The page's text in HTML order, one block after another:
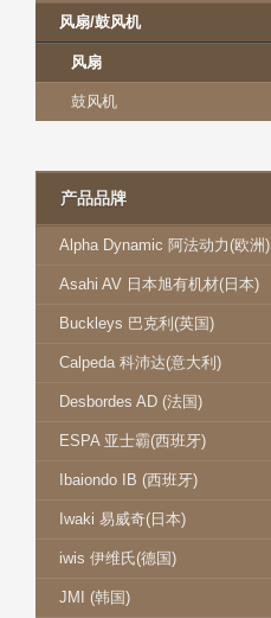
风扇/鼓风机
风扇
鼓风机
产品品牌
Alpha Dynamic 阿法动力(欧洲)
Asahi AV 日本旭有机材(日本)
Buckleys 巴克利(英国)
Calpeda 科沛达(意大利)
Desbordes AD (法国)
ESPA 亚士霸(西班牙)
Ibaiondo IB (西班牙)
Iwaki 易威奇(日本)
iwis 伊维氏(德国)
JMI (韩国)